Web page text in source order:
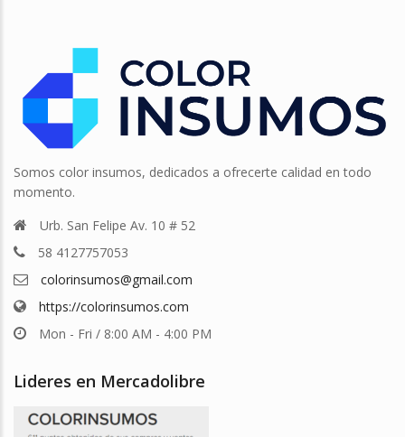
Somos color insumos, dedicados a ofrecerte calidad en todo
momento.
Urb. San Felipe Av. 10 # 52
58 4127757053
colorinsumos@gmail.com
https://colorinsumos.com
Mon - Fri / 8:00 AM - 4:00 PM
Lideres en Mercadolibre